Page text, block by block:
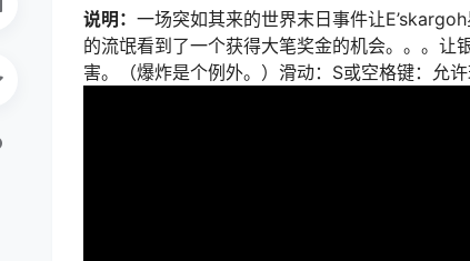
说明： 一场突如其来的世界末日事件让
的流氓看到了一个获得大笔奖金的机会。。。让
害。（爆炸是个例外。）滑动：S或空格键：允